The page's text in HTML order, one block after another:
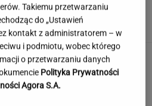
hitem
Takiemu przetwarzaniu
do „Ustawień
kontakt z administratorem – w
i podmiotu, wobec którego
o przetwarzaniu danych
Polityka Prywatności
Agora S.A.